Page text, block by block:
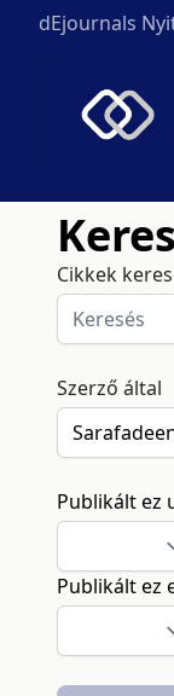
dEjournals
Cikkek
Szerző által
Publikált ez
Publikált ez